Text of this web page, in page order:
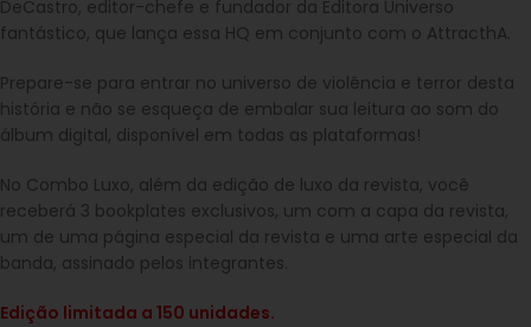
DeCastro, editor-chefe e fundador da Editora Universo
fantástico, que lança essa HQ em conjunto com o AttracthA.
Prepare-se para entrar no universo de violência e terror desta
história e não se esqueça de embalar sua leitura ao som do
álbum digital, disponível em todas as plataformas!
No Combo Luxo, além da edição de luxo da revista, você
receberá 3 bookplates exclusivos, um com a capa da revista,
um de uma página especial da revista e uma arte especial da
banda, assinado pelos integrantes.
Edição limitada a 150 unidades.